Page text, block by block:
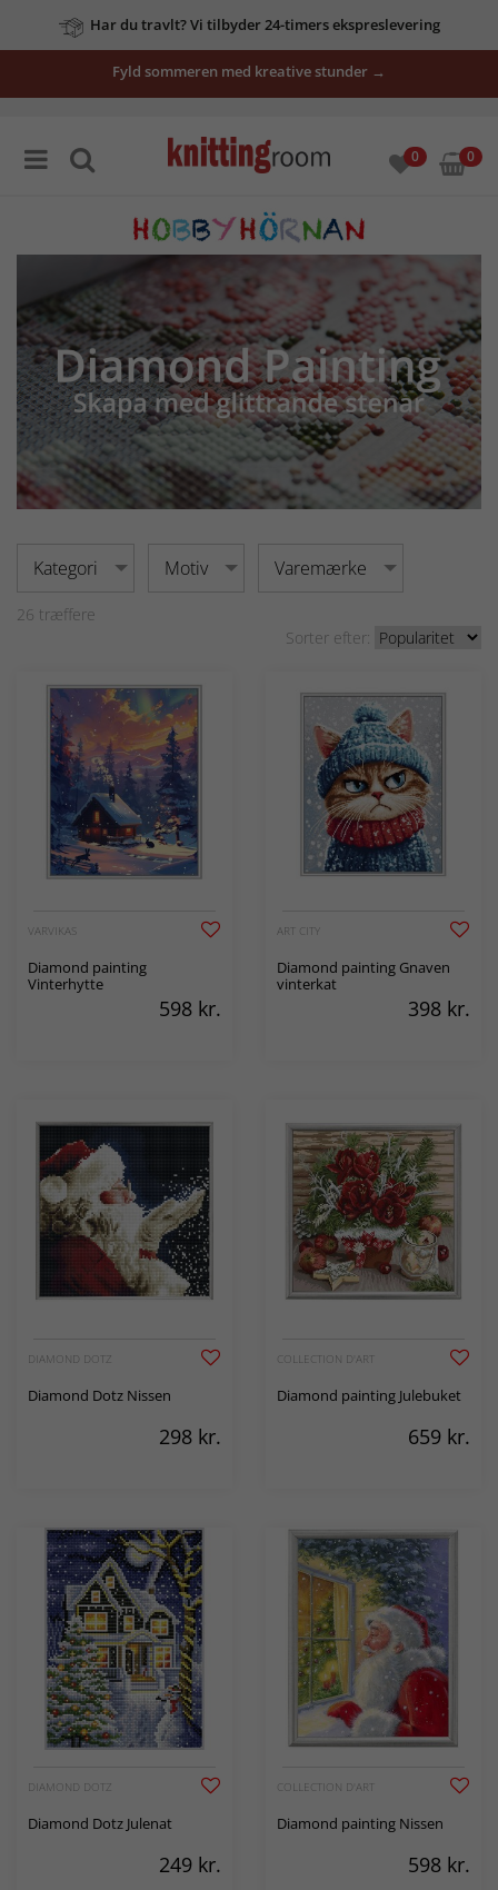
Har du travlt? Vi tilbyder 24-timers ekspreslevering
Fyld sommeren med kreative stunder →
0 0
Kategori Motiv Varemærke
26 træffere
Sorter efter:
VARVIKAS
Diamond painting
Vinterhytte
598 kr.
ART CITY
Diamond painting Gnaven
vinterkat
398 kr.
DIAMOND DOTZ
Diamond Dotz Nissen
298 kr.
COLLECTION D'ART
Diamond painting Julebuket
659 kr.
DIAMOND DOTZ
Diamond Dotz Julenat
249 kr.
COLLECTION D'ART
Diamond painting Nissen
598 kr.